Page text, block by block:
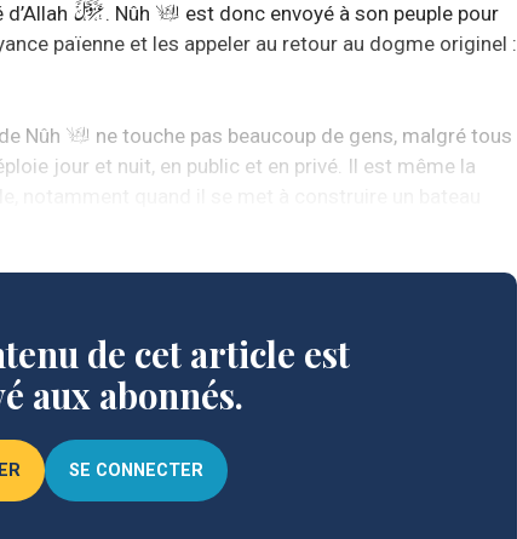
. Nûh
est donc envoyé à son peuple pour
païenne et les appeler au retour au dogme originel :
Nûh
ne touche pas beaucoup de gens, malgré tous
jour et nuit, en public et en privé. Il est même la
de cet article est
aux abonnés.
SE CONNECTER